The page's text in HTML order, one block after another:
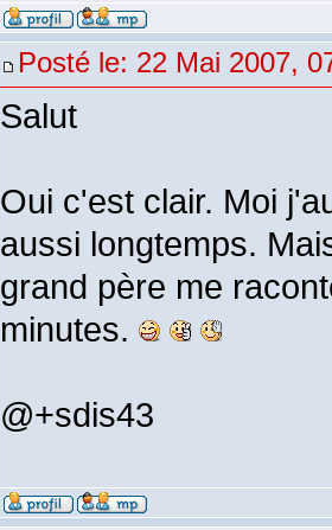
Posté le: 22 Mai 2007,
Salut
Oui c'est clair. Moi
aussi longtemps.
grand père me
minutes.
@+sdis43